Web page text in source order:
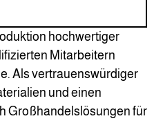
hochwertiger
Mitarbeitern
Als vertrauenswürdiger
und einen
Großhandelslösungen für